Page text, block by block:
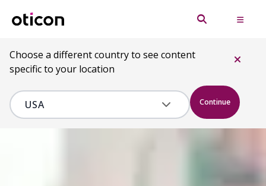
Choose a different country to see content
specific to your location
Continue